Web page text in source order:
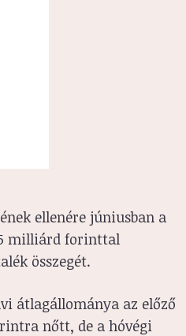
ellenére júniusban a
milliárd forinttal
összegét.
átlagállománya az előző
nőtt, de a hóvégi